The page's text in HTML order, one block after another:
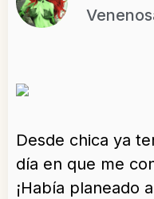
Desde chica ya
día en que me
¡Había planeado